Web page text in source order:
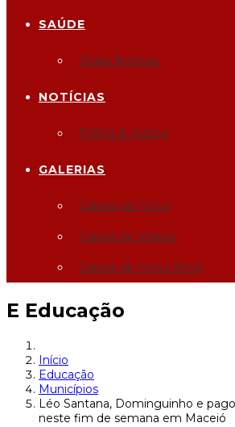
SAÚDE
Todas Notícias
NOTÍCIAS
Polícia & Justiça
GALERIAS
Galeria de Fotos
Galeria de Vídeos
Galeria de Fotos Nova
E Educação
Início
Educação
Municípios
Léo Santana, Dominguinho e
neste fim de semana em Maceió